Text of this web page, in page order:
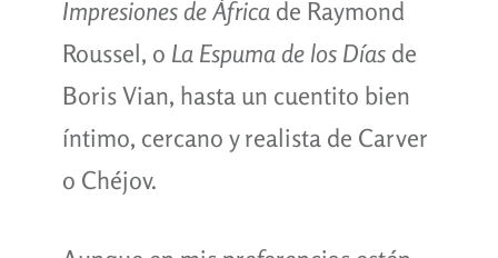
Impresiones de Áfricade Raymond
Roussel, o La Espuma de los Díasde
Boris Vian, hasta un cuentito bien
íntimo, cercano y realista de Carver
o Chéjov.